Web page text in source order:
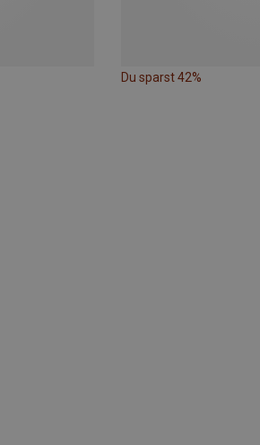
Du sparst 42%